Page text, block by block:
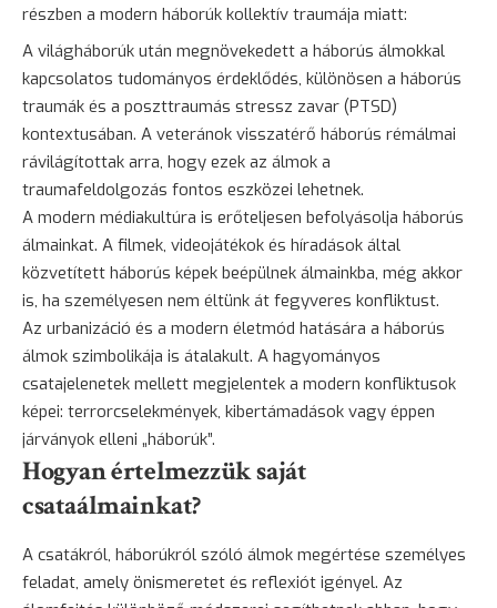
részben a modern háborúk kollektív traumája miatt:
A világháborúk után megnövekedett a háborús álmokkal
kapcsolatos tudományos érdeklődés, különösen a háborús
traumák és a poszttraumás stressz zavar (PTSD)
kontextusában. A veteránok visszatérő háborús rémálmai
rávilágítottak arra, hogy ezek az álmok a
traumafeldolgozás fontos eszközei lehetnek.
A modern médiakultúra is erőteljesen befolyásolja háborús
álmainkat. A filmek, videojátékok és híradások által
közvetített háborús képek beépülnek álmainkba, még akkor
is, ha személyesen nem éltünk át fegyveres konfliktust.
Az urbanizáció és a modern életmód hatására a háborús
álmok szimbolikája is átalakult. A hagyományos
csatajelenetek mellett megjelentek a modern konfliktusok
képei: terrorcselekmények, kibertámadások vagy éppen
járványok elleni „háborúk”.
Hogyan értelmezzük saját
csataálmainkat?
A csatákról, háborúkról szóló álmok megértése személyes
feladat, amely önismeretet és reflexiót igényel. Az